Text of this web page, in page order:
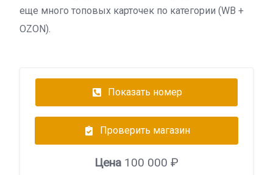
еще много топовых карточек по категории (WB +
OZON).
Показать номер
Проверить магазин
Цена 100 000 ₽